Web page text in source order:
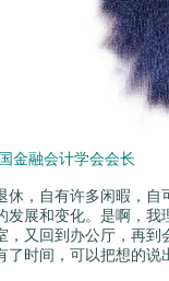
金融会计学会会长
自有许多闲暇，自
发展和变化。是啊，
又回到办公厅，再
了时间，可以把想的